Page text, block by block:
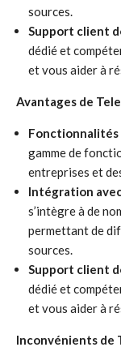
sources.
Support client
dédié et
et vous aider à
Avantages de
Fonctionnalités
gamme de
entreprises et
Intégration
s’intègre à de
permettant de
sources.
Support client
dédié et
et vous aider à
Inconvénients de